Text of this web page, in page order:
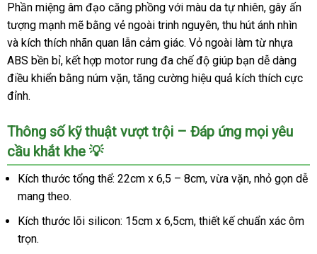
Phần miệng âm đạo căng phồng với màu da tự nhiên, gây ấn
tượng mạnh mẽ bằng vẻ ngoài trinh nguyên, thu hút ánh nhìn
và kích thích nhãn quan lẫn cảm giác. Vỏ ngoài làm từ nhựa
ABS bền bỉ, kết hợp motor rung đa chế độ giúp bạn dễ dàng
điều khiển bằng núm vặn, tăng cường hiệu quả kích thích cực
đỉnh.
Thông số kỹ thuật vượt trội – Đáp ứng mọi yêu
cầu khắt khe 💡
Kích thước tổng thể: 22cm x 6,5 – 8cm, vừa vặn, nhỏ gọn dễ
mang theo.
Kích thước lõi silicon: 15cm x 6,5cm, thiết kế chuẩn xác ôm
trọn.